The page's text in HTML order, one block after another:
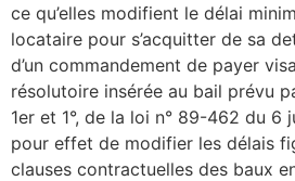
ce qu’elles modifient le délai
locataire pour s’acquitter de sa
d’un commandement de payer
résolutoire insérée au bail prévu
1er et 1°, de la loi n° 89-462 du 6
pour effet de modifier les délais
clauses contractuelles des baux